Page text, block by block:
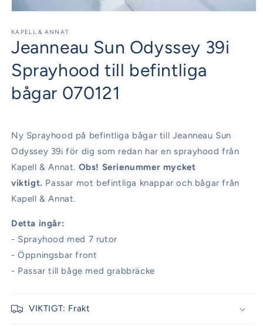
1
modalfönster
KAPELL & ANNAT
Jeanneau Sun Odyssey 39i
Sprayhood till befintliga
bågar 070121
Ny Sprayhood på befintliga bågar till Jeanneau Sun
Odyssey 39i för dig som redan har en sprayhood från
Kapell & Annat. Obs! Serienummer mycket
viktigt. Passar mot befintliga knappar och bågar från
Kapell & Annat.
Detta ingår:
- Sprayhood med 7 rutor
- Öppningsbar front
- Passar till båge med grabbräcke
VIKTIGT: Frakt